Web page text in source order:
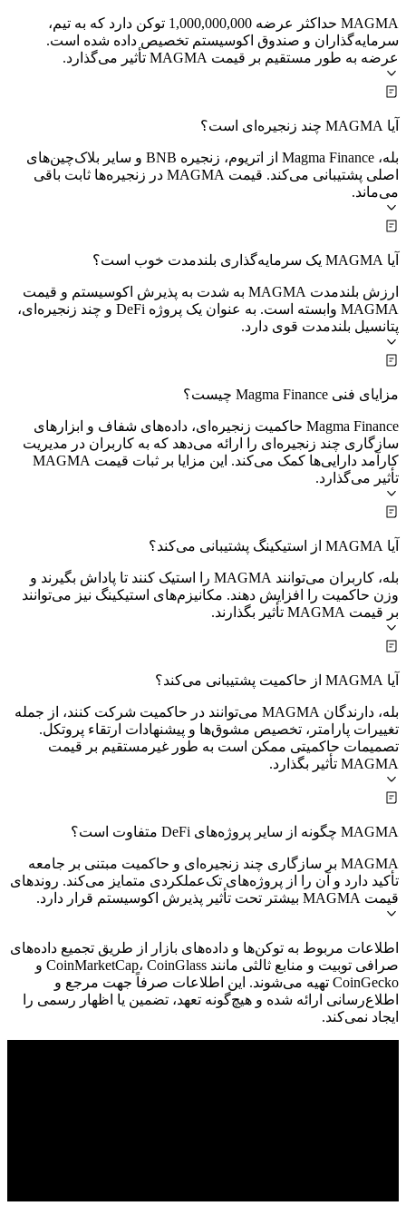
MAGMA حداکثر عرضه 1,000,000,000 توکن دارد که به تیم،
سرمایه‌گذاران و صندوق اکوسیستم تخصیص داده شده است.
عرضه به طور مستقیم بر قیمت MAGMA تأثیر می‌گذارد.
آیا MAGMA چند زنجیره‌ای است؟
بله، Magma Finance از اتریوم، زنجیره BNB و سایر بلاک‌چین‌های
اصلی پشتیبانی می‌کند. قیمت MAGMA در زنجیره‌ها ثابت باقی
می‌ماند.
آیا MAGMA یک سرمایه‌گذاری بلندمدت خوب است؟
ارزش بلندمدت MAGMA به شدت به پذیرش اکوسیستم و قیمت
MAGMA وابسته است. به عنوان یک پروژه DeFi و چند زنجیره‌ای،
پتانسیل بلندمدت قوی دارد.
مزایای فنی Magma Finance چیست؟
Magma Finance حاکمیت زنجیره‌ای، داده‌های شفاف و ابزارهای
سازگاری چند زنجیره‌ای را ارائه می‌دهد که به کاربران در مدیریت
کارآمد دارایی‌ها کمک می‌کند. این مزایا بر ثبات قیمت MAGMA
تأثیر می‌گذارد.
آیا MAGMA از استیکینگ پشتیبانی می‌کند؟
بله، کاربران می‌توانند MAGMA را استیک کنند تا پاداش بگیرند و
وزن حاکمیت را افزایش دهند. مکانیزم‌های استیکینگ نیز می‌توانند
بر قیمت MAGMA تأثیر بگذارند.
آیا MAGMA از حاکمیت پشتیبانی می‌کند؟
بله، دارندگان MAGMA می‌توانند در حاکمیت شرکت کنند، از جمله
تغییرات پارامتر، تخصیص مشوق‌ها و پیشنهادات ارتقاء پروتکل.
تصمیمات حاکمیتی ممکن است به طور غیرمستقیم بر قیمت
MAGMA تأثیر بگذارد.
MAGMA چگونه از سایر پروژه‌های DeFi متفاوت است؟
MAGMA بر سازگاری چند زنجیره‌ای و حاکمیت مبتنی بر جامعه
تأکید دارد و آن را از پروژه‌های تک‌عملکردی متمایز می‌کند. روندهای
قیمت MAGMA بیشتر تحت تأثیر پذیرش اکوسیستم قرار دارد.
اطلاعات مربوط به توکن‌ها و داده‌های بازار از طریق تجمیع داده‌های
صرافی توبیت و منابع ثالثی مانند CoinMarketCap، CoinGlass و
CoinGecko تهیه می‌شوند. این اطلاعات صرفاً جهت مرجع و
اطلاع‌رسانی ارائه شده و هیچ‌گونه تعهد، تضمین یا اظهار رسمی را
ایجاد نمی‌کند.